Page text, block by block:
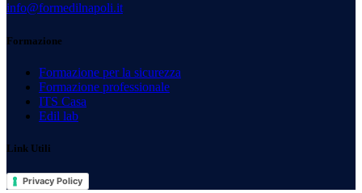
info@formedilnapoli.it
Formazione
Formazione per la sicurezza
Formazione professionale
ITS Casa
Edil lab
Link Utili
Privacy Policy